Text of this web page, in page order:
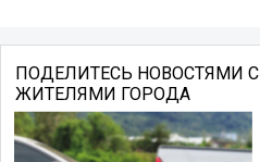
ПОДЕЛИТЕСЬ НОВОСТЯМИ С
ЖИТЕЛЯМИ ГОРОДА